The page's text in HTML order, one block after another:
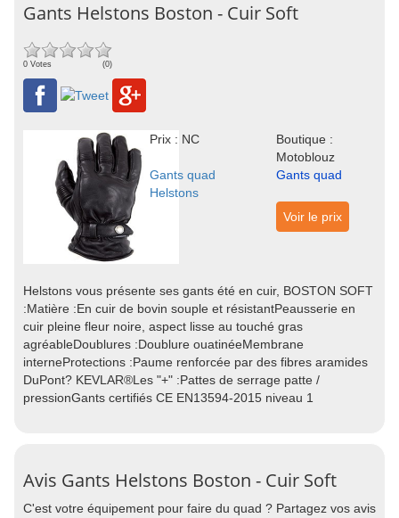
Gants Helstons Boston - Cuir Soft
0 Votes (0)
Prix : NC
Boutique :
Motoblouz
Gants quad
Helstons
Gants quad
Voir le prix
Helstons vous présente ses gants été en cuir, BOSTON SOFT
:Matière :En cuir de bovin souple et résistantPeausserie en
cuir pleine fleur noire, aspect lisse au touché gras
agréableDoublures :Doublure ouatinéeMembrane
interneProtections :Paume renforcée par des fibres aramides
DuPont? KEVLAR®Les "+" :Pattes de serrage patte /
pressionGants certifiés CE EN13594-2015 niveau 1
Avis Gants Helstons Boston - Cuir Soft
C'est votre équipement pour faire du quad ? Partagez vos avis